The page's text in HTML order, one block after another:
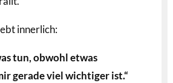
innerlich:
tun, obwohl etwas
gerade viel wichtiger ist.“